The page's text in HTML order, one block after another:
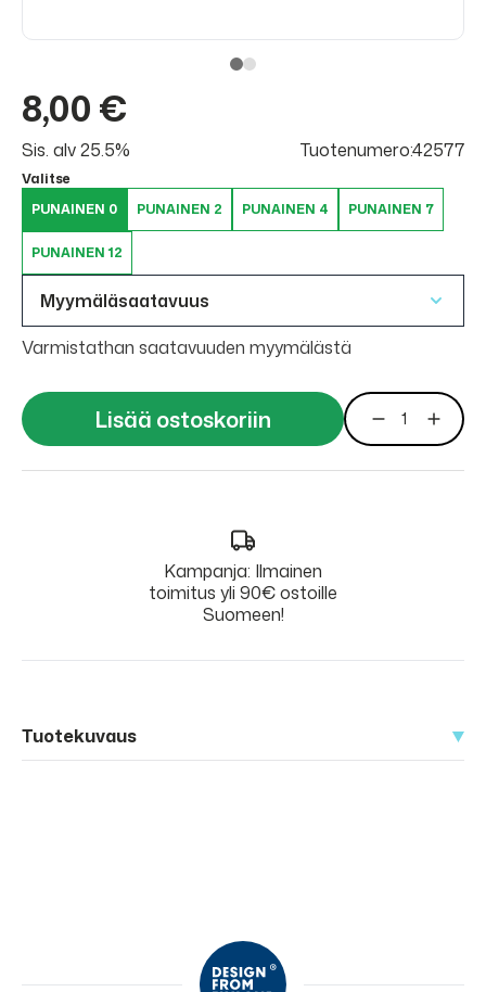
8,00 €
Sis. alv 25.5% Tuotenumero:42577
Valitse
PUNAINEN 0
PUNAINEN 2 PUNAINEN 4 PUNAINEN 7
PUNAINEN 12
Myymäläsaatavuus
Varmistathan saatavuuden myymälästä
Lisää ostoskoriin
Kampanja: Ilmainen
toimitus yli 90€ ostoille
Suomeen!
Tuotekuvaus